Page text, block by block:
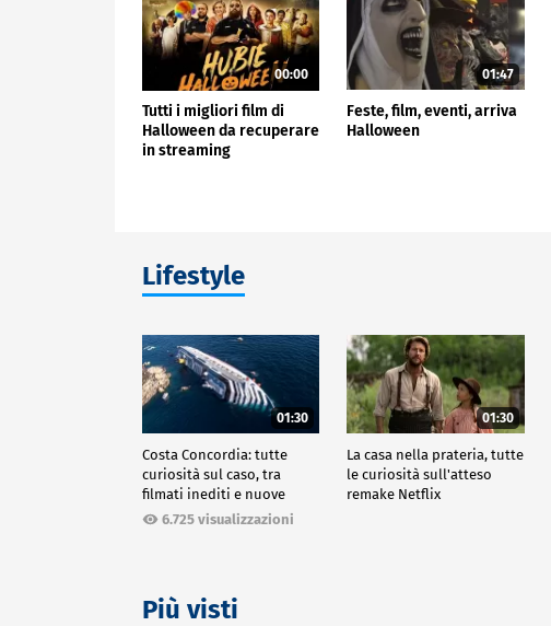
00:00
Tutti i migliori film di
Halloween da recuperare
in streaming
01:47
Feste, film, eventi, arriva
Halloween
Lifestyle
01:30
Costa Concordia: tutte
curiosità sul caso, tra
filmati inediti e nuove
ricostruzioni
6.725 visualizzazioni
01:30
La casa nella prateria, tutte
le curiosità sull'atteso
remake Netflix
Più visti